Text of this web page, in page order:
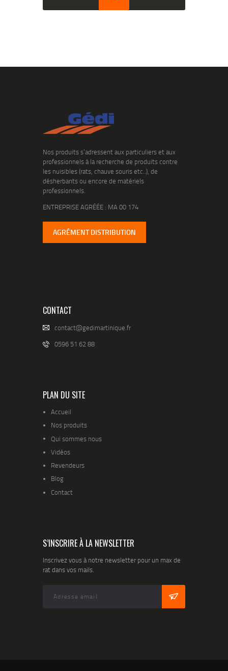
Nos produits s’adressent aux particuliers et aux
professionnels à la recherche de produits contre
les nuisibles (rats, chauve souris etc..), de
désherbants ou encore de matériels
professionnels.
ENTREPRISE AGRÉÉE : MA 00 174
AGRÉMENT DISTRIBUTION
CONTACT
contact@gedimartinique.fr
0596 51 62 88
PLAN DU SITE
Accueil
Nos produits
Qui sommes nous
Vidéos
Revendeurs
Blog
Contact
S’INSCRIRE À LA NEWSLETTER
Inscrivez vous à notre newsletter pour un max de
rat dans vos mails.